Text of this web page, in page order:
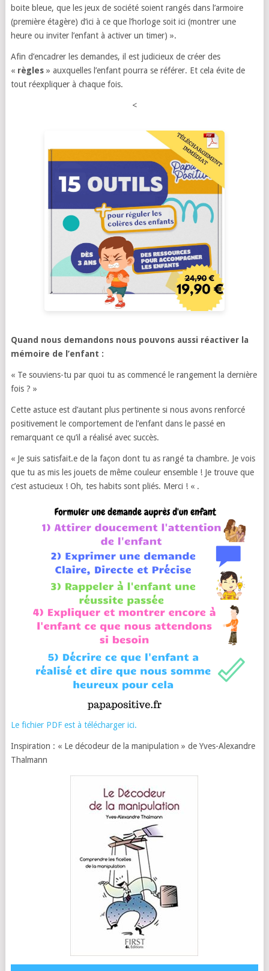
boite bleue, que les jeux de société soient rangés dans l’armoire
(première étagère) d’ici à ce que l’horloge soit ici (montrer une
heure ou inviter l’enfant à activer un timer) ».
Afin d’encadrer les demandes, il est judicieux de créer des
« règles» auxquelles l’enfant pourra se référer. Et cela évite de
tout réexpliquer à chaque fois.
<
Quand nous demandons nous pouvons aussi réactiver la
mémoire de l’enfant :
« Te souviens-tu par quoi tu as commencé le rangement la dernière
fois ? »
Cette astuce est d’autant plus pertinente si nous avons renforcé
positivement le comportement de l’enfant dans le passé en
remarquant ce qu’il a réalisé avec succès.
« Je suis satisfait.e de la façon dont tu as rangé ta chambre. Je vois
que tu as mis les jouets de même couleur ensemble ! Je trouve que
c’est astucieux ! Oh, tes habits sont pliés. Merci ! « .
Le fichier PDF est à télécharger ici.
Inspiration : « Le décodeur de la manipulation » de Yves-Alexandre
Thalmann